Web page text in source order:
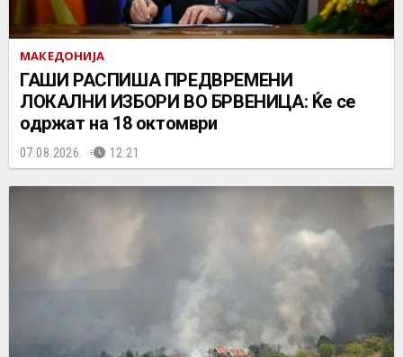
МАКЕДОНИЈА
ГАШИ РАСПИША ПРЕДВРЕМЕНИ
ЛОКАЛНИ ИЗБОРИ ВО БРВЕНИЦА: Ќе се
одржат на 18 октомври
07.08.2026. 12:21